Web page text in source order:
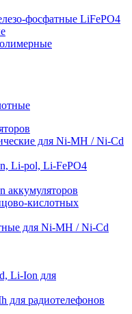
фосфатные LiFePO4
для Ni-MH / Ni-Cd
Li-pol, Li-FePO4
аккумуляторов
кислотных
для Ni-MH / Ni-Cd
Li-Ion для
для радиотелефонов